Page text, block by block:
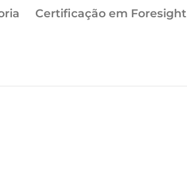
Certificação em Foresight